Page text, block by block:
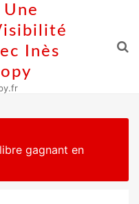
Inès
gagnant en